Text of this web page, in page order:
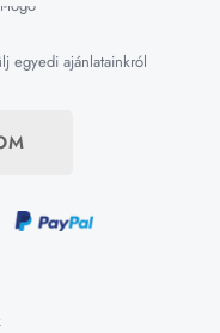
egyedi ajánlatainkról